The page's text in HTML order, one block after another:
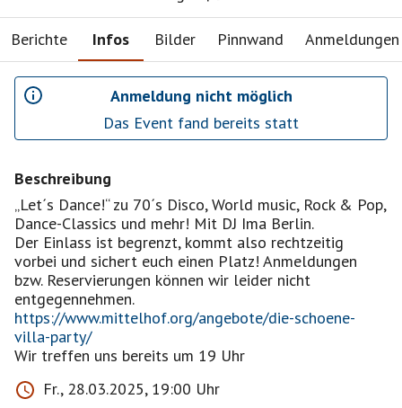
Berichte Infos Bilder Pinnwand Anmeldungen
Anmeldung nicht möglich
Das Event fand bereits statt
Beschreibung
„Let´s Dance!“ zu 70´s Disco, World music, Rock & Pop,
Dance-Classics und mehr! Mit DJ Ima Berlin.
Der Einlass ist begrenzt, kommt also rechtzeitig
vorbei und sichert euch einen Platz! Anmeldungen
bzw. Reservierungen können wir leider nicht
https://www.mittelhof.org/angebote/die-schoene-
villa-party/
Wir treffen uns bereits um 19 Uhr
Fr., 28.03.2025, 19:00 Uhr